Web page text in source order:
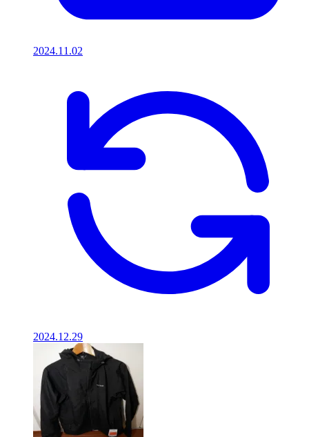
2024.11.02
2024.12.29